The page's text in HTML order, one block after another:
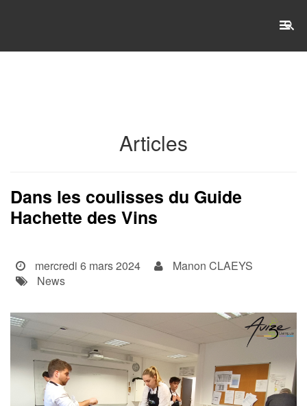
Articles
Dans les coulisses du Guide
Hachette des Vins
mercredi 6 mars 2024
Manon CLAEYS
News
L'établissement
International